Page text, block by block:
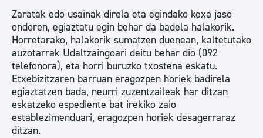
Zaratak edo usainak direla eta egindako kexa jaso
ondoren, egiaztatu egin behar da badela halakorik.
Horretarako, halakorik sumatzen duenean, kaltetutako
auzotarrak Udaltzaingoari deitu behar dio (092
telefonora), eta horri buruzko txostena eskatu.
Etxebizitzaren barruan eragozpen horiek badirela
egiaztatzen bada, neurri zuzentzaileak har ditzan
eskatzeko espediente bat irekiko zaio
establezimenduari, eragozpen horiek desagerraraz
ditzan.